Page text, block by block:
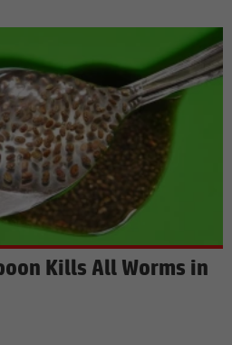
Kills All Worms in